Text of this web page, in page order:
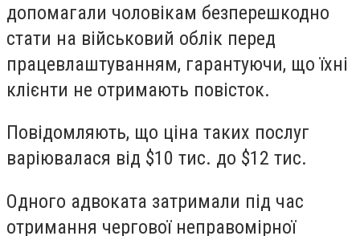
допомагали чоловікам безперешкодно
стати на військовий облік перед
працевлаштуванням, гарантуючи, що їхні
клієнти не отримають повісток.
Повідомляють, що ціна таких послуг
варіювалася від $10 тис. до $12 тис.
Одного адвоката затримали під час
отримання чергової неправомірної